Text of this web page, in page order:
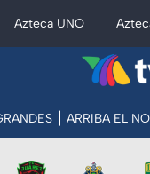
Azteca UNO
ARRIBA EL